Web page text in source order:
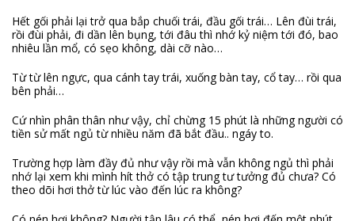
Hết gối phải lại trở qua bắp chuối trái, đầu gối trái… Lên đùi trái,
rồi đùi phải, đi dần lên bụng, tới đâu thì nhớ kỷ niệm tới đó, bao
nhiêu lần mổ, có sẹo không, dài cỡ nào…
Từ từ lên ngực, qua cánh tay trái, xuống bàn tay, cổ tay… rồi qua
bên phải…
Cứ nhìn phân thân như vậy, chỉ chừng 15 phút là những người có
tiền sử mất ngủ từ nhiều năm đã bắt đầu.. ngáy to.
Trường hợp làm đầy đủ như vậy rồi mà vẫn không ngủ thì phải
nhớ lại xem khi mình hít thở có tập trung tư tưởng đủ chưa? Có
theo dõi hơi thở từ lúc vào đến lúc ra không?